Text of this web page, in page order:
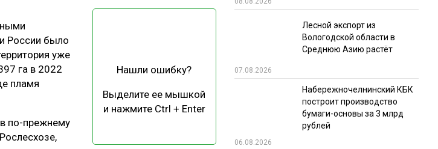
КАЛЕНДАРЬ ВЫСТАВОК ИТОГИ МЕРОПРИЯТИЙ
России было
уже
га в 2022
пламя
по-прежнему
Нашли ошибку?
Выделите ее мышкой
и нажмите Ctrl + Enter
Лесной экспорт из
Вологодской области в
Среднюю Азию растёт
07.08.2026
Набережночелнинский КБК
построит производство
бумаги-основы за 3 млрд
рублей
06.08.2026